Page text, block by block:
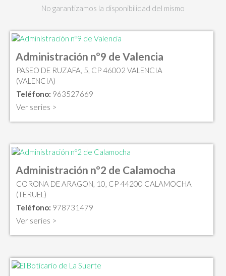
No garantizamos la disponibilidad del mismo
Administración nº9 de Valencia
PASEO DE RUZAFA, 5, CP 46002 VALENCIA
(VALENCIA)
Teléfono: 963527669
Ver series >
Administración nº2 de Calamocha
CORONA DE ARAGON, 10, CP 44200 CALAMOCHA
(TERUEL)
Teléfono: 978731479
Ver series >